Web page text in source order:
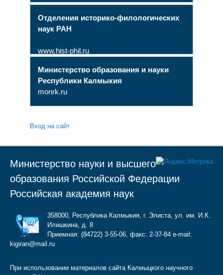
Отделения историко-филологических
наук РАН
www.hist-phil.ru
Министерство образования и науки
Республики Калмыкия
monrk.ru
Вход на сайт
Министерство науки и высшего
образования Российской Федерации
Российская академия наук
358000, Республика Калмыкия, г. Элиста, ул. им. И.К.
Илишкина, д. 8
Приемная: (84722) 3-55-06, факс: 2-37-84 e-mail:
kigiran@mail.ru
При использовании материалов сайта Калмыцкого научного